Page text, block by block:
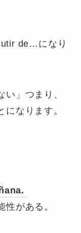
de…になり
い」つまり、
になります。
性がある。